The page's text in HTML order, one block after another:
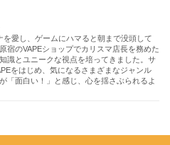
を愛し、ゲームにハマると朝まで没頭して
宿のVAPEショップでカリスマ店長を務めた
識とユニークな視点を培ってきました。サ
をはじめ、気になるさまざまなジャンル
「面白い！」と感じ、心を揺さぶられるよ